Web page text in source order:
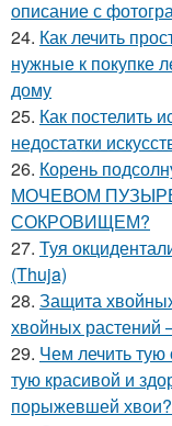
описание с
24. Как лечить
нужные к покупке
дому
25. Как постелить
недостатки
26. Корень
МОЧЕВОМ
СОКРОВИЩЕМ?
27. Туя
(Thuja)
28. Защита
хвойных растений
29. Чем лечить
тую красивой и
порыжевшей